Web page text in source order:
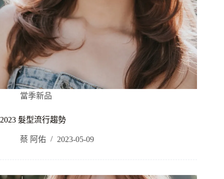
當季新品
2023 髮型流行趨勢
蔡 阿佑 2023-05-09